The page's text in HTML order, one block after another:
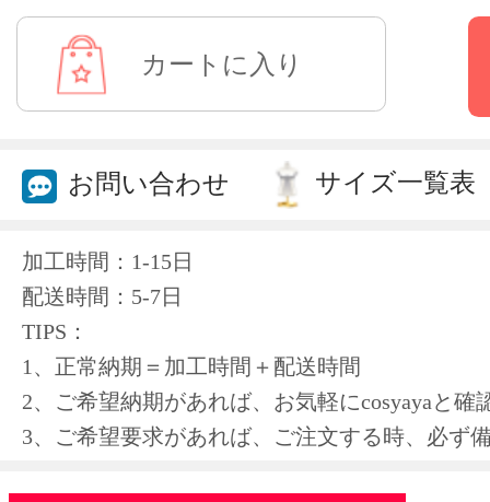
お問い合わせ サイズ一覧表
加工時間：1-15日
配送時間：5-7日
TIPS：
1、正常納期＝加工時間＋配送時間
2、ご希望納期があれば、お気軽にcosyayaと確
3、ご希望要求があれば、ご注文する時、必ず